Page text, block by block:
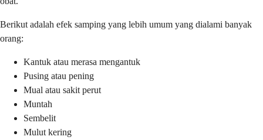
Berikut adalah efek samping yang lebih umum yang dialami banyak
orang:
Kantuk atau merasa mengantuk
Pusing atau pening
Mual atau sakit perut
Muntah
Sembelit
Mulut kering